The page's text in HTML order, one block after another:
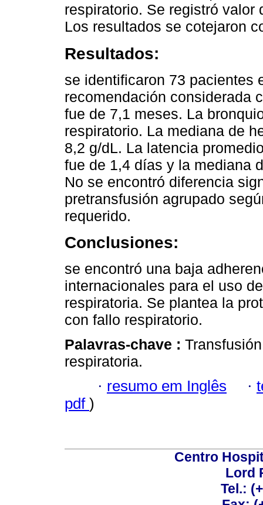
respiratorio. Se registró valor
Los resultados se cotejaron
Resultados:
se identificaron 73 pacientes
recomendación considerada
fue de 7,1 meses. La
respiratorio. La mediana de
8,2 g/dL. La latencia
fue de 1,4 días y la mediana
No se encontró diferencia
pretransfusión agrupado
requerido.
Conclusiones:
se encontró una baja
internacionales para el uso
respiratoria. Se plantea la
con fallo respiratorio.
Palavras-chave :
respiratoria.
· resumo em Inglês ·
pdf )
Centro
Lord
Tel.: